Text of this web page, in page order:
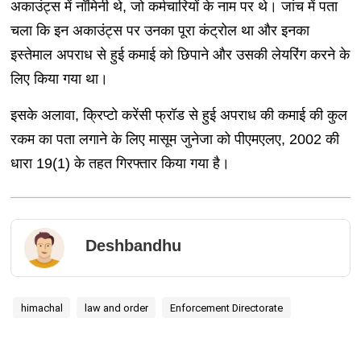
अकाउंट्स में नॉमिनी थे, जो कर्मचारियों के नाम पर थे। जांच में पता
चला कि इन अकाउंट्स पर उनका पूरा कंट्रोल था और इनका
इस्तेमाल अपराध से हुई कमाई को छिपाने और उसकी लेयरिंग करने के
लिए किया गया था।
इसके अलावा, क्रिप्टो करेंसी फ्रॉड से हुई अपराध की कमाई की कुल
रकम का पता लगाने के लिए मासूम जुनेजा को पीएमएलए, 2002 की
धारा 19(1) के तहत गिरफ्तार किया गया है।
Deshbandhu
himachal law and order Enforcement Directorate